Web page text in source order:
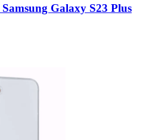
Galaxy S23 Plus